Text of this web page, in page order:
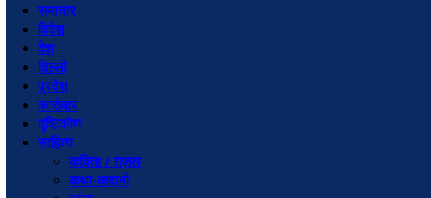
समाचार
विदेश
देश
दिल्ली
प्रदेश
कारोबार
दृष्टिकोण
साहित्य
कविता / ग़ज़ल
कथा-कहानी